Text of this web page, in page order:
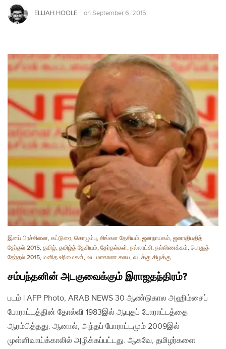
ELIJAH HOOLE on September 6, 2015
இனப் பிரச்சினை, கட்டுரை, கொழும்பு, சிங்கள தேசியம், ஜனநாயகம், ஜனாதிபதித்
தேர்தல் 2015, தமிழ், தமிழ்த் தேசியம், தேர்தல்கள், நல்லாட்சி, நல்லிணக்கம், பொதுத்
தேர்தல் 2015, மனித உரிமைகள், வட மாகாண சபை, வடக்கு-கிழக்கு
சம்பந்தனின் அடகுவைக்கும் இராஜதந்திரம்?
படம் | AFP Photo, ARAB NEWS 30 ஆண்டுகால அஹிம்சைப்
போராட்டத்தின் தோல்வி 1983இல் ஆயுதப் போராட்டத்தை
ஆரம்பித்தது. ஆனால், அந்தப் போராட்டமும் 2009இல்
முள்ளிவாய்க்காலில் அழிக்கப்பட்டது. ஆகவே, தமிழர்களை